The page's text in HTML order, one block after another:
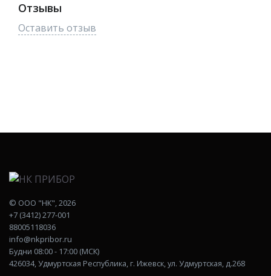
Отзывы
Оставить отзыв
© ООО "НК", 2026
+7 (3412) 277-001
88005118036
info@nkpribor.ru
Будни 08:00 - 17:00 (МСК)
426034, Удмуртская Республика, г. Ижевск, ул. Удмуртская, д.268